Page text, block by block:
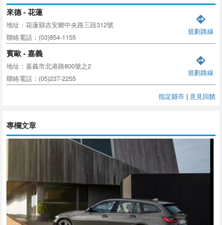
來德 - 花蓮
地址：花蓮縣吉安鄉中央路三段312號
聯絡電話：(03)854-1155
規劃路線
賓歐 - 嘉義
地址：嘉義市北港路800號之2
聯絡電話：(05)237-2255
規劃路線
指定縣市 | 意見回饋
專欄文章